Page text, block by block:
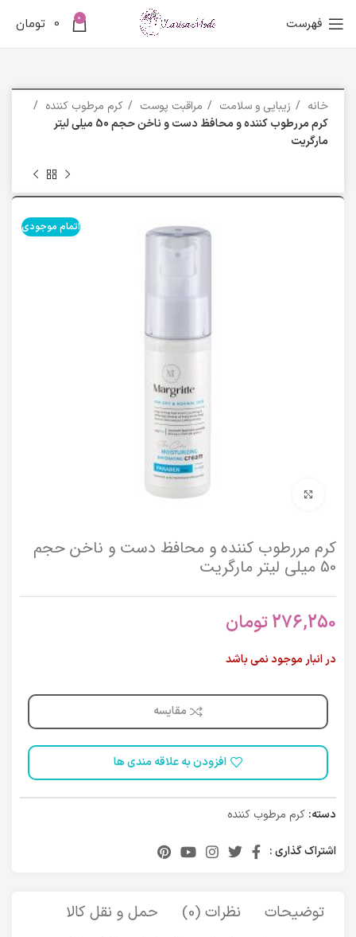
فهرست 0
0 تومان
خانه زیبایی و سلامت مراقبت پوست
کرم مرطوب کننده
کرم مررطوب کننده و محافظ دست و ناخن حجم 50 میلی لیتر
مارگریت
اتمام موجودی
برای بزرگنمایی کلیک کنید
کرم مررطوب کننده و محافظ دست و ناخن حجم
50 میلی لیتر مارگریت
276,250تومان
در انبار موجود نمی باشد
مقایسه
افزودن به علاقه مندی ها
دسته: کرم مرطوب کننده
اشتراک گذاری :
توضیحات نظرات (0) حمل و نقل کالا